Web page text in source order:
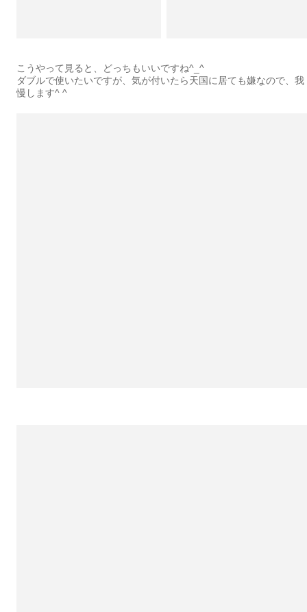
こうやって見ると、どっちもいいですね^_^
ダブルで使いたいですが、気が付いたら天国に居ても嫌なので、我
慢します^ ^